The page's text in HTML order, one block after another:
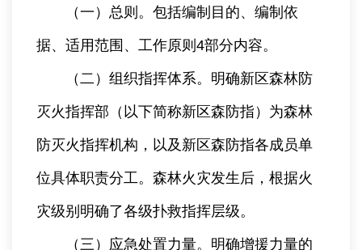
（一）总则。包括编制目的、编制依
据、适用范围、工作原则4部分内容。
（二）组织指挥体系。明确新区森林防
灭火指挥部（以下简称新区森防指）为森林
防灭火指挥机构，以及新区森防指各成员单
位具体职责分工。森林火灾发生后，根据火
灾级别明确了各级扑救指挥层级。
（三）应急处置力量。明确增援力量的